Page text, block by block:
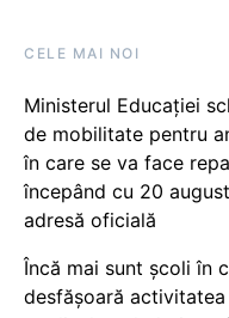
CELE MAI NOI
Ministerul Educației
de mobilitate pentru
în care se va face
începând cu 20
adresă oficială
Încă mai sunt școli în
desfășoară